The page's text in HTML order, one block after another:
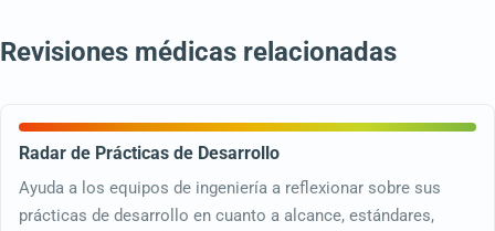
Revisiones médicas relacionadas
Radar de Prácticas de Desarrollo
Ayuda a los equipos de ingeniería a reflexionar sobre sus
prácticas de desarrollo en cuanto a alcance, estándares,